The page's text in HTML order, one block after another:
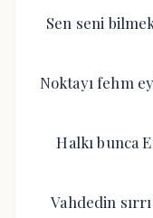
Sen seni
Noktayı fehm
Halkı bunca
Vahdedin